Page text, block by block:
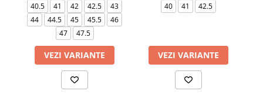
40.5 41 42 42.5
43
44
44.5 45 45.5
46
47
47.5
VEZI VARIANTE
40 41 42.5
VEZI VARIANTE